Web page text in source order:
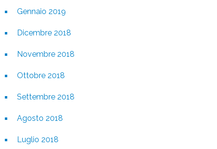
Gennaio 2019
Dicembre 2018
Novembre 2018
Ottobre 2018
Settembre 2018
Agosto 2018
Luglio 2018